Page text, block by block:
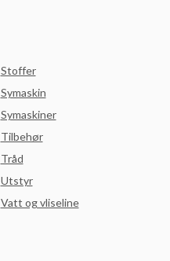
Stoffer
Symaskin
Symaskiner
Tilbehør
Tråd
Utstyr
Vatt og vliseline